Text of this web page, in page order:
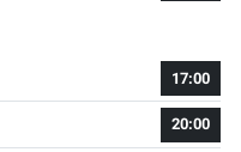
17:00
20:00